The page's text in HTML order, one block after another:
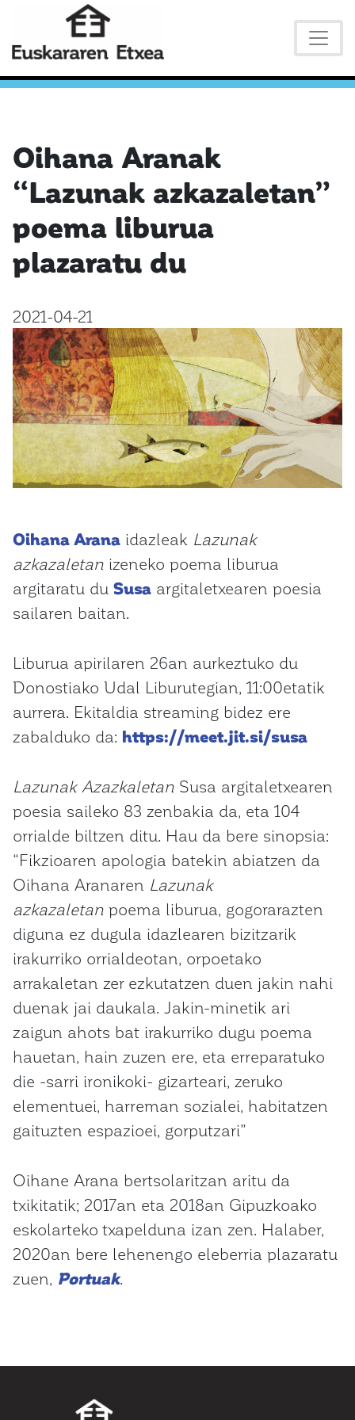
Oihana Aranak
“Lazunak azkazaletan”
poema liburua
plazaratu du
2021-04-21
Oihana Arana idazleak Lazunak
azkazaletan izeneko poema liburua
argitaratu du Susa argitaletxearen poesia
sailaren baitan.
Liburua apirilaren 26an aurkeztuko du
Donostiako Udal Liburutegian, 11:00etatik
aurrera. Ekitaldia streaming bidez ere
zabalduko da: https://meet.jit.si/susa
Lazunak Azazkaletan Susa argitaletxearen
poesia saileko 83 zenbakia da, eta 104
orrialde biltzen ditu. Hau da bere sinopsia:
“Fikzioaren apologia batekin abiatzen da
Oihana Aranaren Lazunak
azkazaletan poema liburua, gogorarazten
diguna ez dugula idazlearen bizitzarik
irakurriko orrialdeotan, orpoetako
arrakaletan zer ezkutatzen duen jakin nahi
duenak jai daukala. Jakin-minetik ari
zaigun ahots bat irakurriko dugu poema
hauetan, hain zuzen ere, eta erreparatuko
die -sarri ironikoki- gizarteari, zeruko
elementuei, harreman sozialei, habitatzen
gaituzten espazioei, gorputzari”
Oihane Arana bertsolaritzan aritu da
txikitatik; 2017an eta 2018an Gipuzkoako
eskolarteko txapelduna izan zen. Halaber,
2020an bere lehenengo eleberria plazaratu
zuen, Portuak.